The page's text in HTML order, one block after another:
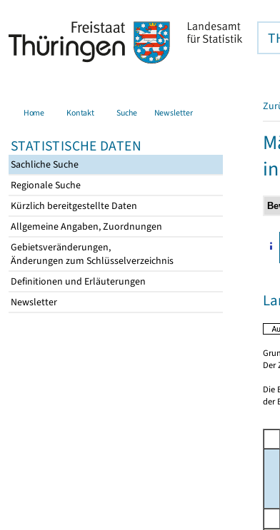
Home Kontakt Suche Newsletter
STATISTISCHE DATEN
Sachliche Suche
Regionale Suche
Kürzlich bereitgestellte Daten
Allgemeine Angaben, Zuordnungen
Gebietsveränderungen,
Änderungen zum Schlüsselverzeichnis
Definitionen und Erläuterungen
Newsletter
Der
Die
der